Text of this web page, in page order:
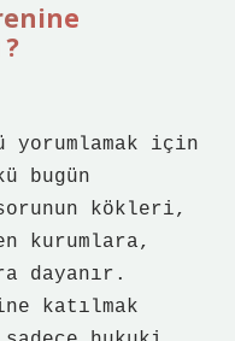
yorumlamak için
bugün
kökleri,
kurumlara,
dayanır.
katılmak